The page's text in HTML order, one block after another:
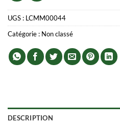
UGS : LCMM00044
Catégorie : Non classé
DESCRIPTION